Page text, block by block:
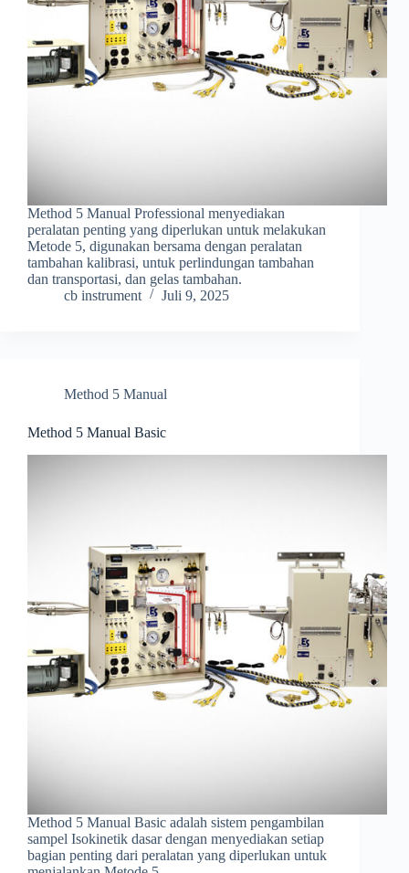
Method 5 Manual Professional menyediakan
peralatan penting yang diperlukan untuk melakukan
Metode 5, digunakan bersama dengan peralatan
tambahan kalibrasi, untuk perlindungan tambahan
dan transportasi, dan gelas tambahan.
cb instrument
Juli 9, 2025
Method 5 Manual
Method 5 Manual Basic
Method 5 Manual Basic adalah sistem pengambilan
sampel Isokinetik dasar dengan menyediakan setiap
bagian penting dari peralatan yang diperlukan untuk